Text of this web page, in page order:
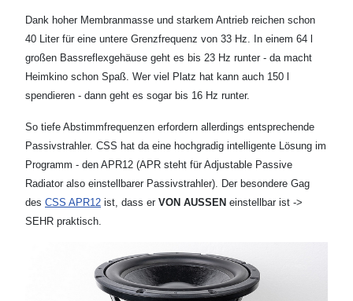
Dank hoher Membranmasse und starkem Antrieb reichen schon
40 Liter für eine untere Grenzfrequenz von 33 Hz. In einem 64 l
großen Bassreflexgehäuse geht es bis 23 Hz runter - da macht
Heimkino schon Spaß. Wer viel Platz hat kann auch 150 l
spendieren - dann geht es sogar bis 16 Hz runter.
So tiefe Abstimmfrequenzen erfordern allerdings entsprechende
Passivstrahler. CSS hat da eine hochgradig intelligente Lösung im
Programm - den APR12 (APR steht für Adjustable Passive
Radiator also einstellbarer Passivstrahler). Der besondere Gag
des CSS APR12 ist, dass er VON AUSSEN einstellbar ist ->
SEHR praktisch.